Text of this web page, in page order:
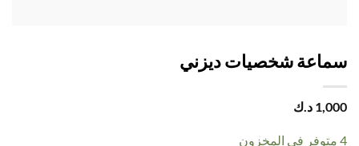
شخصيات ديزني
د.ك